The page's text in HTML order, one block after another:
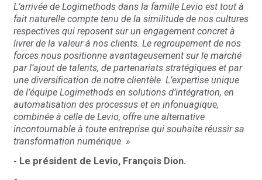
L’arrivée de Logimethods dans la famille Levio est tout à
fait naturelle compte tenu de la similitude de nos cultures
respectives qui reposent sur un engagement concret à
livrer de la valeur à nos clients. Le regroupement de nos
forces nous positionne avantageusement sur le marché
par l’ajout de talents, de partenariats stratégiques et par
une diversification de notre clientèle. L’expertise unique
de l’équipe Logimethods en solutions d’intégration, en
automatisation des processus et en infonuagique,
combinée à celle de Levio, offre une alternative
incontournable à toute entreprise qui souhaite réussir sa
transformation numérique. »
- Le président de Levio, François Dion.